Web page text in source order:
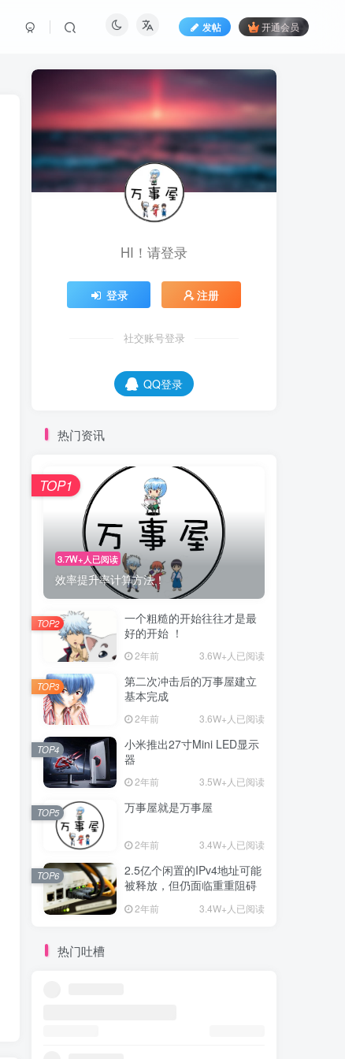
发帖 开通会员
HI！请登录
登录 注册
社交账号登录
QQ登录
热门资讯
3.7W+人已阅读
效率提升率计算方法！
TOP1
一个粗糙的开始往往才是最
好的开始 ！
2年前 3.6W+人已阅读
TOP2
第二次冲击后的万事屋建立
基本完成
2年前 3.6W+人已阅读
TOP3
小米推出27寸Mini LED显示
器
2年前 3.5W+人已阅读
TOP4
万事屋就是万事屋
2年前 3.4W+人已阅读
TOP5
2.5亿个闲置的IPv4地址可能
被释放，但仍面临重重阻碍
2年前 3.4W+人已阅读
TOP6
热门吐槽